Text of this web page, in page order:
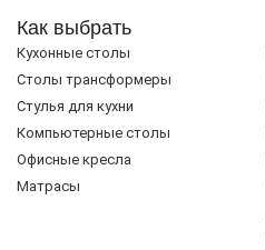
Как выбрать
Кухонные столы
Cтолы трансформеры
Стулья для кухни
Компьютерные столы
Офисные кресла
Матрасы